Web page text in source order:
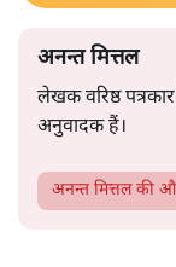
अनन्त मित्तल
लेखक वरिष्ठ
अनुवादक हैं।
अनन्त मित्तलकी